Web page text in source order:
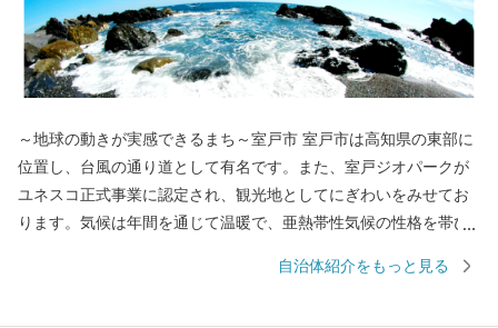
～地球の動きが実感できるまち～室戸市 室戸市は高知県の東部に
位置し、台風の通り道として有名です。また、室戸ジオパークが
ユネスコ正式事業に認定され、観光地としてにぎわいをみせてお
ります。気候は年間を通じて温暖で、亜熱帯性気候の性格を帯び
温多湿な特徴をみせビワをはじめ作物の栽培には絶好です。他に
自治体紹介をもっと見る